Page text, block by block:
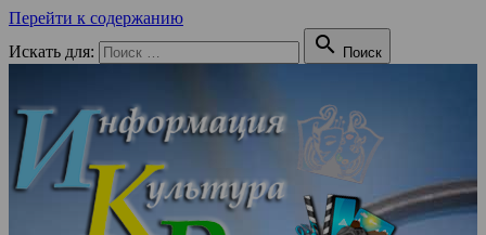
Перейти к содержанию
Искать для:
 Поиск